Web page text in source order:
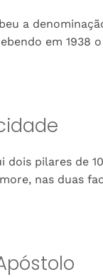
a
em 1938
dois pilares de
nas duas